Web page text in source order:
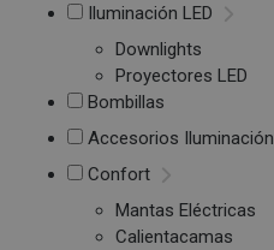
Iluminación LED
Downlights
Proyectores LED
Bombillas
Accesorios Iluminación
Confort
Mantas Eléctricas
Calientacamas